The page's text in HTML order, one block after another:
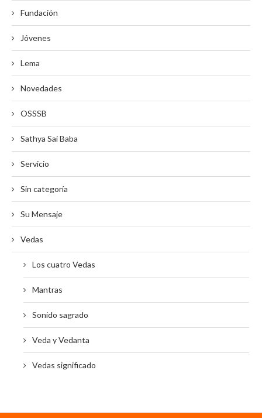
Fundación
Jóvenes
Lema
Novedades
OSSSB
Sathya Sai Baba
Servicio
Sin categoría
Su Mensaje
Vedas
Los cuatro Vedas
Mantras
Sonido sagrado
Veda y Vedanta
Vedas significado